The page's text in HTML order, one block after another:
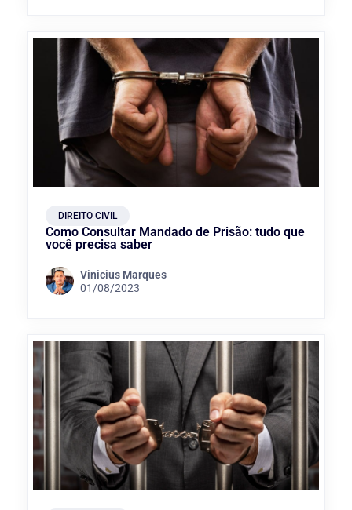
DIREITO CIVIL
Como Consultar Mandado de Prisão: tudo que
você precisa saber
Vinicius Marques
01/08/2023